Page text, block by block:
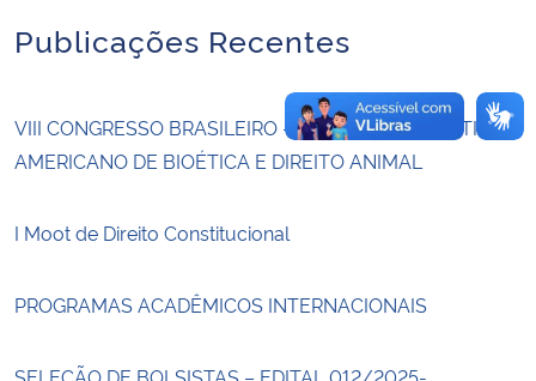
Publicações Recentes
VIII CONGRESSO BRASILEIRO – V COMGRESSO LATINO-
AMERICANO DE BIOÉTICA E DIREITO ANIMAL
I Moot de Direito Constitucional
PROGRAMAS ACADÊMICOS INTERNACIONAIS
SELEÇÃO DE BOLSISTAS – EDITAL 012/2025-